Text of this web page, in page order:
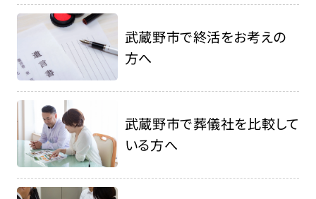
武蔵野市で終活をお考えの
方へ
武蔵野市で葬儀社を比較して
いる方へ